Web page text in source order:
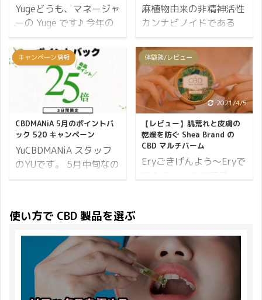
をあげあうのが主流でし
た。 校則が厳しく普段チ
ョコを持ってくるのは
NGですが、先生もバレ
ンタインデーが欲しいの
か2月14日だけは学校で
お菓子OKでした（笑）
愛の告白は勿論、お世話
になっている方や友人
に、感謝の気持ちを込め
てプレゼントをするイベ
ントは素敵です♪
このようにブロードから
始まる言葉は思いついて
も、スペクトラムという
言葉には馴染みがありま
せん。 ブロードスペクト
ラムというのは一体どう
いったものなのでしょう
か？ この記事で詳しく説
明していきます。 CBD
製品でよく目にするブロ
ードスペクトラム CBD
とは？ まずはブロード
Yugeどうも、マネージャ
ーの Yuge です♪ 今年の
母の日は CBD を贈って
みてはいかがでしょう
か？ CBDMANiA では母
の日に CBD 製品をプレ
ゼントするという人を応
援します♪ キャンペーン
の概要はこちら↯ ポイン
ト8倍 CBD サポートプロ
ジェクト ポイント20倍
の商品 必ずもらえるプレ
ゼント それでは母の日キ
日間開催 2021年4月23
日(金)10:00から5月9日
(日)23:59まで。 ※開催
期間内でのご注文が対象
となります。 続いてポイ
麻植物由来の非精神活性
カンナビノイドである
CBDは、「ホリスティッ
ク＝全体医療」という概
念に大きな影響を与えて
います。 CBDは不安、う
つ症状、気分障害、炎
症、吐き気、片頭痛、睡
眠障害などを含む何十も
の症状を緩和し、女性の
健康を維持し、月経前症
候群（PMS）やホルモン
バランスの乱れなど、女
の女性の健康とQOL（ク
オリティーオブライフ：
生活の質という意味）の
向上に役立ちます。 1.
PMS症状に 月経前症候群
キャンペーン情報
2023/5/19
CBDMANiA 5月のポイントバ
ック 520 キャンペーン
YuCBDMANiA スタッフ
のYUです。 5月中旬なの
に、全国で暑い日が続き
私は冷えすぎるエアコン
が苦手ですがそんなこと
も言っていられないくら
いのうだるような暑さに
早くもバテ気味です…。
水分補給は忘れないよう
体験談/レビュー
2021/4/5
【レビュー】肌荒れと皮膚の
乾燥を防ぐ Shea Brand の
CBD マルチバーム
Eryごきげんよう～Eryで
ームの感想は、これ1つ
で色々と楽しめるのは素
敵な商品だなぁ～～とい
う事です。 Shea brandの
使い方で CBD 製品を選ぶ